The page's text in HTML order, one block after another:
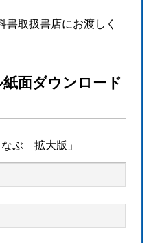
書取扱書店にお渡しく
面ダウンロード
なぶ 拡大版」